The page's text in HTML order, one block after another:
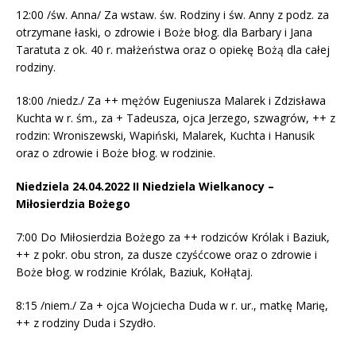
12:00 /św. Anna/ Za wstaw. św. Rodziny i św. Anny z podz. za
otrzymane łaski, o zdrowie i Boże błog. dla Barbary i Jana
Taratuta z ok. 40 r. małżeństwa oraz o opiekę Bożą dla całej
rodziny.
18:00 /niedz./ Za ++ mężów Eugeniusza Malarek i Zdzisława
Kuchta w r. śm., za + Tadeusza, ojca Jerzego, szwagrów, ++ z
rodzin: Wroniszewski, Wapiński, Malarek, Kuchta i Hanusik
oraz o zdrowie i Boże błog. w rodzinie.
Niedziela 24.04.2022 II Niedziela Wielkanocy –
Miłosierdzia Bożego
7:00 Do Miłosierdzia Bożego za ++ rodziców Królak i Baziuk,
++ z pokr. obu stron, za dusze czyśćcowe oraz o zdrowie i
Boże błog. w rodzinie Królak, Baziuk, Kołłątaj.
8:15 /niem./ Za + ojca Wojciecha Duda w r. ur., matkę Marię,
++ z rodziny Duda i Szydło.